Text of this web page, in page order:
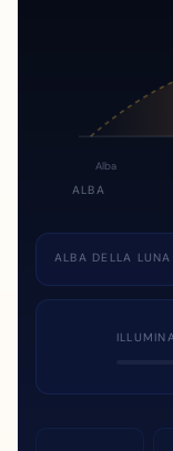
Alba
ALBA
ALBA DELLA LUNA